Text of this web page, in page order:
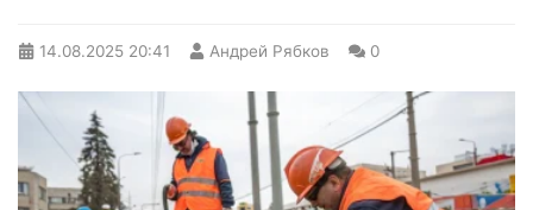
14.08.2025 20:41 Андрей Рябков 0